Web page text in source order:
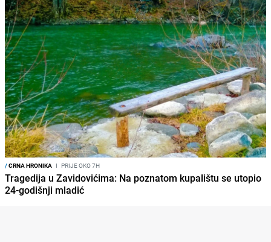
/CRNA HRONIKA I PRIJE OKO 7H
Tragedija u Zavidovićima: Na poznatom kupalištu se utopio
24-godišnji mladić